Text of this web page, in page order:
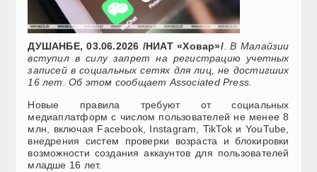
ДУШАНБЕ, 03.06.2026 /НИАТ «Ховар»/.В Малайзии
вступил в силу запрет на регистрацию учетных
записей в социальных сетях для лиц, не достигших
16 лет. Об этом сообщает Associated Press.
Новые правила требуют от социальных
медиаплатформ с числом пользователей не менее 8
млн, включая Facebook, Instagram, TikTok и YouTube,
внедрения систем проверки возраста и блокировки
возможности создания аккаунтов для пользователей
младше 16 лет.